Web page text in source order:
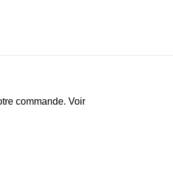
commande. Voir